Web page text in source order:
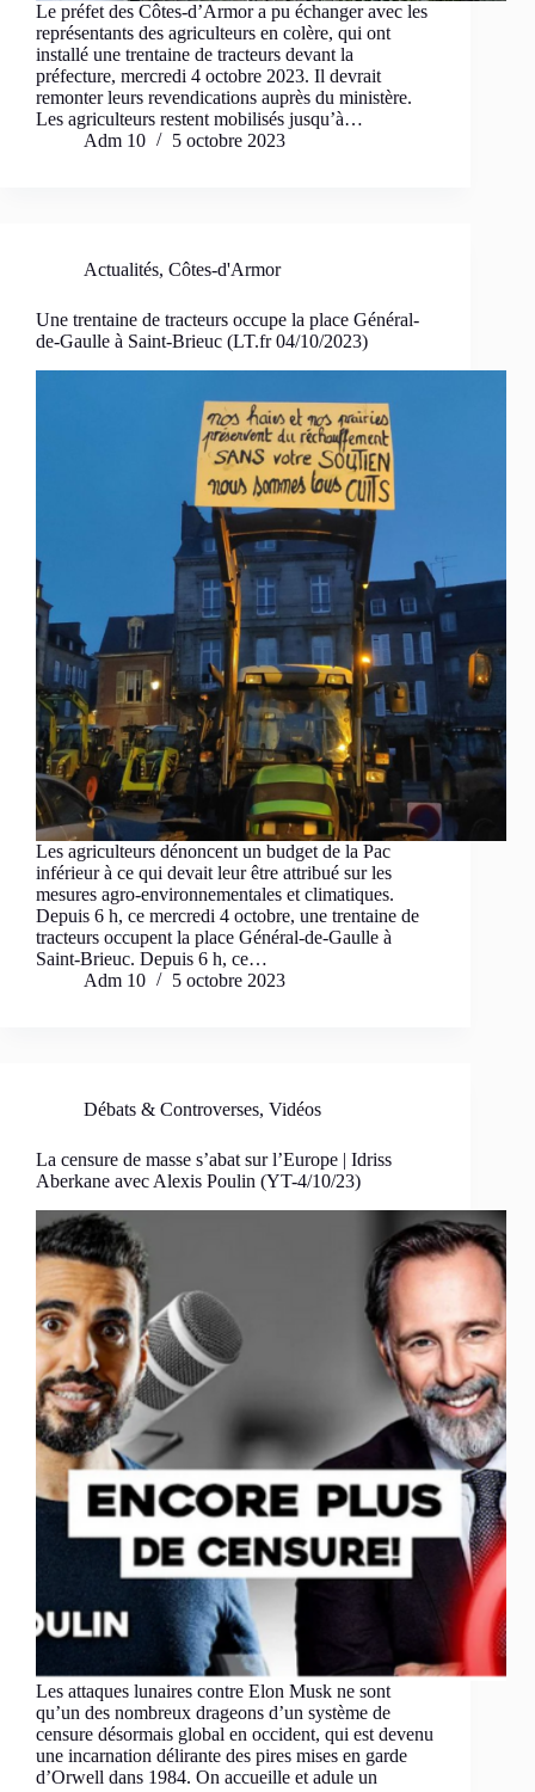
Le préfet des Côtes-d’Armor a pu échanger avec les
représentants des agriculteurs en colère, qui ont
installé une trentaine de tracteurs devant la
préfecture, mercredi 4 octobre 2023. Il devrait
remonter leurs revendications auprès du ministère.
Les agriculteurs restent mobilisés jusqu’à…
Adm 10
5 octobre 2023
Actualités, Côtes-d'Armor
Une trentaine de tracteurs occupe la place Général-
de-Gaulle à Saint-Brieuc (LT.fr 04/10/2023)
Les agriculteurs dénoncent un budget de la Pac
inférieur à ce qui devait leur être attribué sur les
mesures agro-environnementales et climatiques.
Depuis 6 h, ce mercredi 4 octobre, une trentaine de
tracteurs occupent la place Général-de-Gaulle à
Saint-Brieuc. Depuis 6 h, ce…
Adm 10
5 octobre 2023
Débats & Controverses, Vidéos
La censure de masse s’abat sur l’Europe | Idriss
Aberkane avec Alexis Poulin (YT-4/10/23)
Les attaques lunaires contre Elon Musk ne sont
qu’un des nombreux drageons d’un système de
censure désormais global en occident, qui est devenu
une incarnation délirante des pires mises en garde
d’Orwell dans 1984. On accueille et adule un